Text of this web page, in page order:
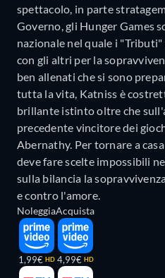
spettacolo, in parte
Governo, gli Hunger Games
nazionale nel quale i
con gli altri per la
ben allenati che si sono
tutta la vita, Katniss è
brillante istinto oltre che
precedente vincitore dei
Abernathy. Per tornare a
deve fare scelte impossibili
sulla bilancia la
e contro l'amore.
Noleggia
1,99€ HD
Acquista
4,99€ HD